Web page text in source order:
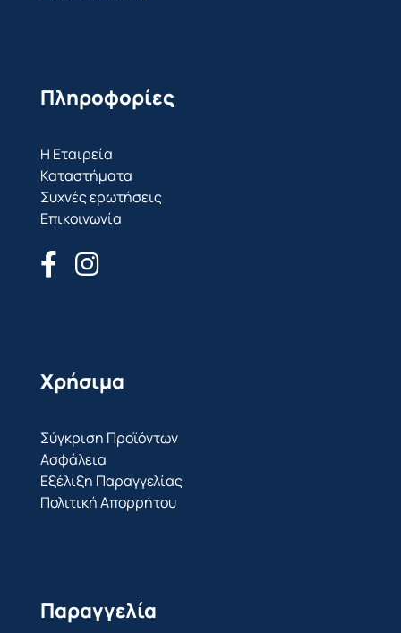
Πληροφορίες
Η Εταιρεία
Καταστήματα
Συχνές ερωτήσεις
Επικοινωνία
Χρήσιμα
Σύγκριση Προϊόντων
Ασφάλεια
Εξέλιξη Παραγγελίας
Πολιτική Απορρήτου
Παραγγελία